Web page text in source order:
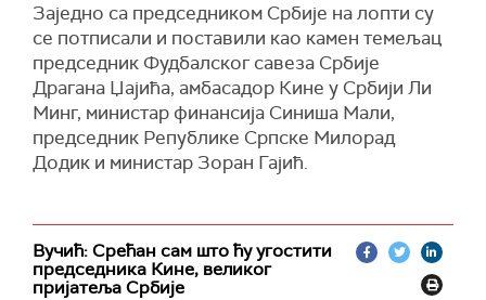
Заједно са председником Србије на лопти су
се потписали и поставили као камен темељац
председник Фудбалског савеза Србије
Драгана Џајића, амбасадор Кине у Србији Ли
Минг, министар финансија Синиша Мали,
председник Републике Српске Милорад
Додик и министар Зоран Гајић.
Вучић: Срећан сам што ћу угостити
председника Кине, великог
пријатеља Србије